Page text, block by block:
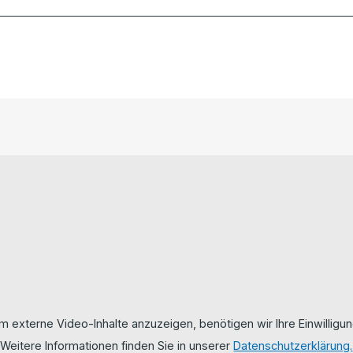
externe Video-Inhalte anzuzeigen, benötigen wir Ihre
Weitere Informationen finden Sie in unsererDatenschutzerklärung.